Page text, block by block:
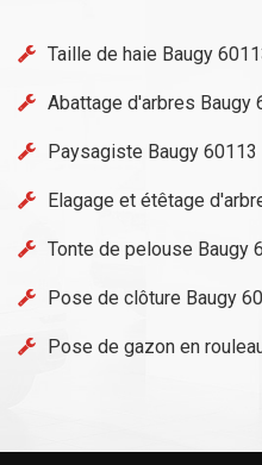
Taille de haie Baugy
Abattage d'arbres Baugy
Paysagiste Baugy 60113
Elagage et étêtage
Tonte de pelouse Baugy
Pose de clôture Baugy
Pose de gazon en